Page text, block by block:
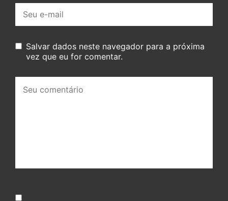
mail:
Salvar dados neste navegador para a próxima
vez que eu for comentar.
comentário: